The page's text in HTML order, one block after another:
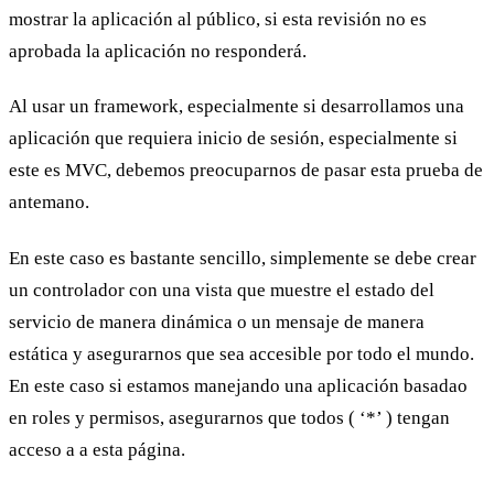
mostrar la aplicación al público, si esta revisión no es
aprobada la aplicación no responderá.
Al usar un framework, especialmente si desarrollamos una
aplicación que requiera inicio de sesión, especialmente si
este es MVC, debemos preocuparnos de pasar esta prueba de
antemano.
En este caso es bastante sencillo, simplemente se debe crear
un controlador con una vista que muestre el estado del
servicio de manera dinámica o un mensaje de manera
estática y asegurarnos que sea accesible por todo el mundo.
En este caso si estamos manejando una aplicación basadao
en roles y permisos, asegurarnos que todos ( ‘*’ ) tengan
acceso a a esta página.